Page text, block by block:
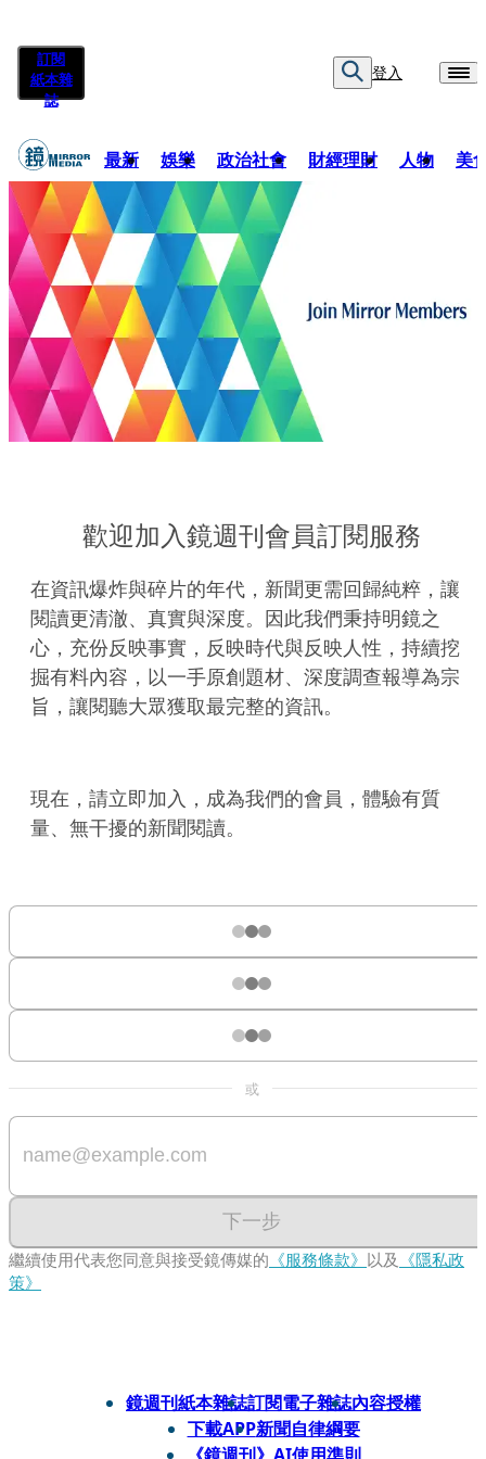
訂閱
紙本雜
誌
登入
最新 娛樂 政治社會 財經理財 人物 美
歡迎加入鏡週刊會員訂閱服務
在資訊爆炸與碎片的年代，新聞更需回歸純粹，讓
閱讀更清澈、真實與深度。因此我們秉持明鏡之
心，充份反映事實，反映時代與反映人性，持續挖
掘有料內容，以一手原創題材、深度調查報導為宗
旨，讓閱聽大眾獲取最完整的資訊。
現在，請立即加入，成為我們的會員，體驗有質
量、無干擾的新聞閱讀。
或
下一步
繼續使用代表您同意與接受鏡傳媒的 《服務條款》 以及 《隱私政
策》
鏡週刊紙本雜誌訂閱電子雜誌內容授權
下載APP新聞自律綱要